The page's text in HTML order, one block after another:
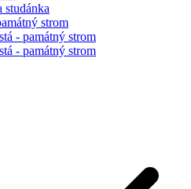
studánka
strom
- památný strom
- památný strom